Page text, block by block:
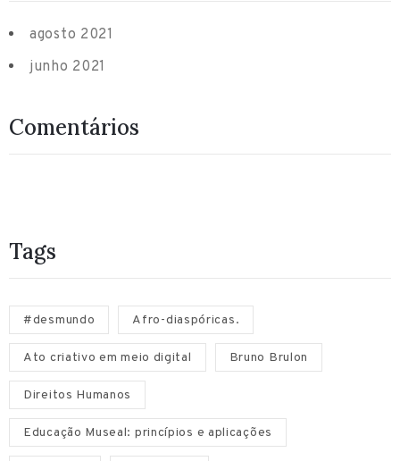
agosto 2021
junho 2021
Comentários
Tags
#desmundo Afro-diaspóricas.
Ato criativo em meio digital Bruno Brulon
Direitos Humanos
Educação Museal: princípios e aplicações